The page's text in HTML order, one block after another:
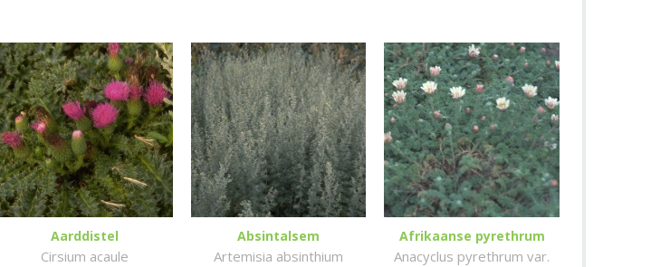
Aarddistel
Cirsium acaule
Absintalsem
Artemisia absinthium
Afrikaanse pyrethrum
Anacyclus pyrethrum var.